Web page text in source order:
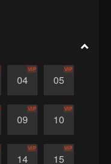
04
VIP
05
VIP
09
VIP
10
VIP
14
VIP
15
VIP